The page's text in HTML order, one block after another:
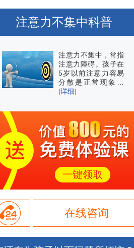
注意力不集中科普
注意力不集中，常指
注意力障碍。孩子在
5岁以前注意力容易
分散是正常现象…
[详细]
一键领取
在线咨询